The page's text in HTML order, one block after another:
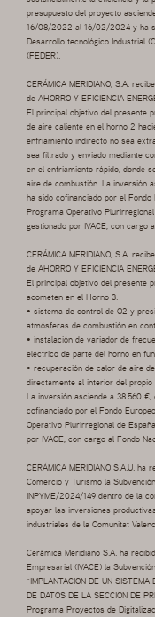
presupuesto del proyecto
16/08/2022 al 16/02/2024 y ha
Desarrollo tecnológico Industrial
(FEDER).
CERÁMICA MERIDIANO, S.A.
de AHORRO Y EFICIENCIA
El principal objetivo del presente
de aire caliente en el horno 2
enfriamiento indirecto no sea
sea filtrado y enviado mediante
en el enfriamiento rápido, donde
aire de combustión. La inversión
ha sido cofinanciado por el
Programa Operativo
gestionado por IVACE, con cargo
CERÁMICA MERIDIANO, S.A.
de AHORRO Y EFICIENCIA
El principal objetivo del presente
acometen en el Horno 3:
• sistema de control de O2 y
atmósferas de combustión en
• instalación de variador de
eléctrico de parte del horno en
• recuperación de calor de aire
directamente al interior del
La inversión asciende a 38.560
cofinanciado por el Fondo
Operativo Plurirregional de
por IVACE, con cargo al Fondo
CERÁMICA MERIDIANO S.A.U.
Comercio y Turismo la
INPYME/2024/149 dentro de la
apoyar las inversiones
industriales de la Comunitat
Cerámica Meridiano S.A. ha
Empresarial (IVACE) la
“IMPLANTACION DE UN
DE DATOS DE LA SECCION DE
Programa Proyectos de